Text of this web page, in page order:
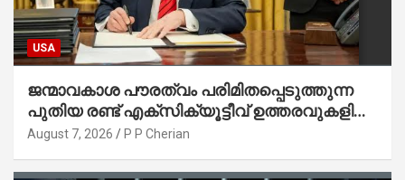
USA
ജന്മാവകാശ പൗരത്വം പരിമിതപ്പെടുത്തുന്ന
പുതിയ രണ്ട് എക്സിക്യൂട്ടീവ് ഉത്തരവുകളിൽ
ട്രംപ് ഒപ്പുവെച്ചു
August 7, 2026 P P Cherian